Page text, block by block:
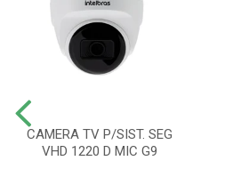
CAMERA TV P/SIST. SEG
VHD 1220 D MIC G9